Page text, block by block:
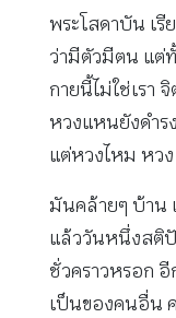
พระโสดาบัน เ
ว่ามีตัวมีตน แต่ทั้
กายนี้ไม่ใช่เรา
หวงแหนยังดำร
แต่หวงไหม หวง
มันคล้ายๆ บ้าน
แล้ววันหนึ่งสติ
ชั่วคราวหรอก
เป็นของคนอื่น